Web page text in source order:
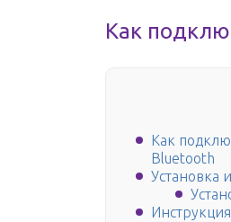
Как
Как
Bluetooth
Установка